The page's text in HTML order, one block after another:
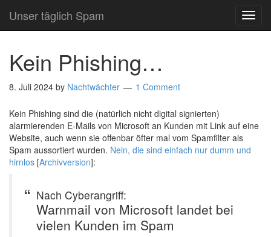
Unser täglich Spam
Kein Phishing…
8. Juli 2024 by Nachtwächter 1 Comment
Kein Phishing sind die (natürlich nicht digital signierten)
alarmierenden E-Mails von Microsoft an Kunden mit Link auf eine
Website, auch wenn sie offenbar öfter mal vom Spamfilter als
Spam aussortiert wurden. Nein, die sind einfach nur dumm und
hirnlos [Archivversion]:
Nach Cyberangriff:
Warnmail von Microsoft landet bei
vielen Kunden im Spam